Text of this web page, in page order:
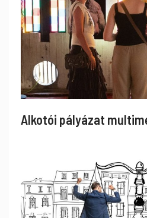
Alkotói pályázat